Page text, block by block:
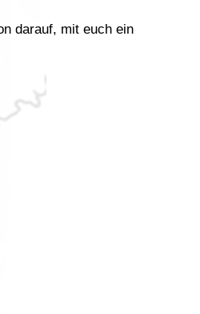
darauf, mit euch ein